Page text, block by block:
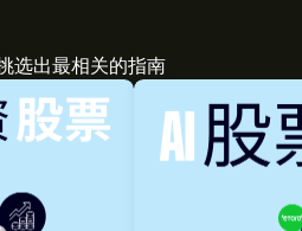
选出最相关的指南